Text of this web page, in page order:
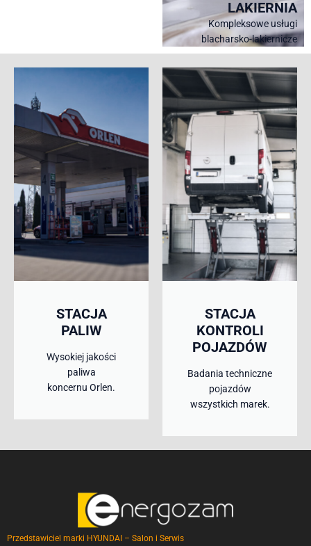
LAKIERNIA
Kompleksowe usługi
blacharsko-lakiernicze
STACJA
PALIW
Wysokiej jakości
paliwa
koncernu Orlen.
STACJA
KONTROLI
POJAZDÓW
Badania techniczne
pojazdów
wszystkich marek.
Przedstawiciel marki HYUNDAI – Salon i Serwis